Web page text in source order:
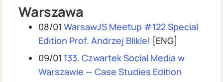
Warszawa
08/01 WarsawJS Meetup #122 Special
Edition Prof. Andrzej Blikle! [ENG]
09/01 133. Czwartek Social Media w
Warszawie — Case Studies Edition